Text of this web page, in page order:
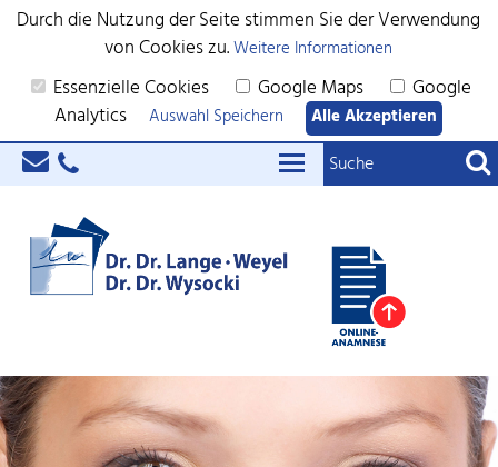
Durch die Nutzung der Seite stimmen Sie der Verwendung
von Cookies zu.Weitere Informationen
Essenzielle Cookies Google Maps Google
Analytics Auswahl Speichern Alle Akzeptieren